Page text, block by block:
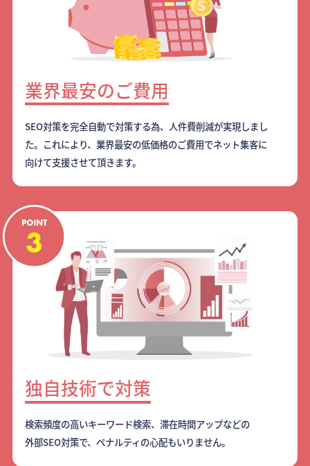
業界最安のご費用
SEO対策を完全自動で対策する為、人件費削減が実現しまし
た。これにより、業界最安の低価格のご費用でネット集客に
向けて支援させて頂きます。
独自技術で対策
検索頻度の高いキーワード検索、滞在時間アップなどの
外部SEO対策で、ペナルティの心配もいりません。